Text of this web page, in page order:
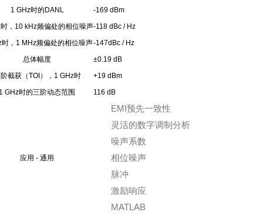
1 GHz时的DANL
-169 dBm
，10 kHz频偏处的相位噪声-118 dBc / Hz
时，1 MHz频偏处的相位噪声-147dBc / Hz
总体幅度
±0.19 dB
截获（TOI），1 GHz时
+19 dBm
1 GHz时的三阶动态范围
116 dB
应用 - 通用
EMI预先一致性
灵活的数字调制分析
噪声系数
相位噪声
脉冲
激励响应
MATLAB